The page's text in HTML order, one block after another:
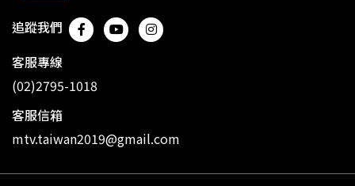
追蹤我們
客服專線
(02)2795-1018
客服信箱
mtv.taiwan2019@gmail.com